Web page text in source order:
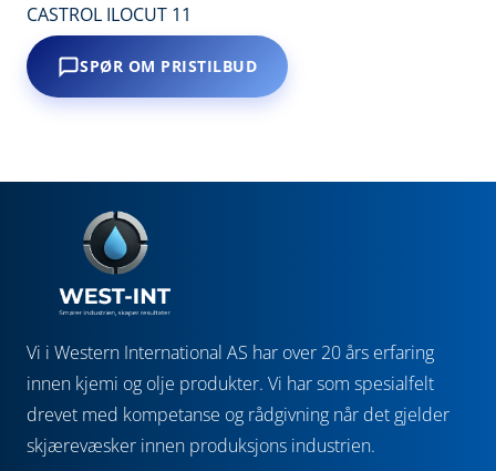
CASTROL ILOCUT 11
SPØR OM PRISTILBUD
Vi i Western International AS har over 20 års erfaring
innen kjemi og olje produkter. Vi har som spesialfelt
drevet med kompetanse og rådgivning når det gjelder
skjærevæsker innen produksjons industrien.